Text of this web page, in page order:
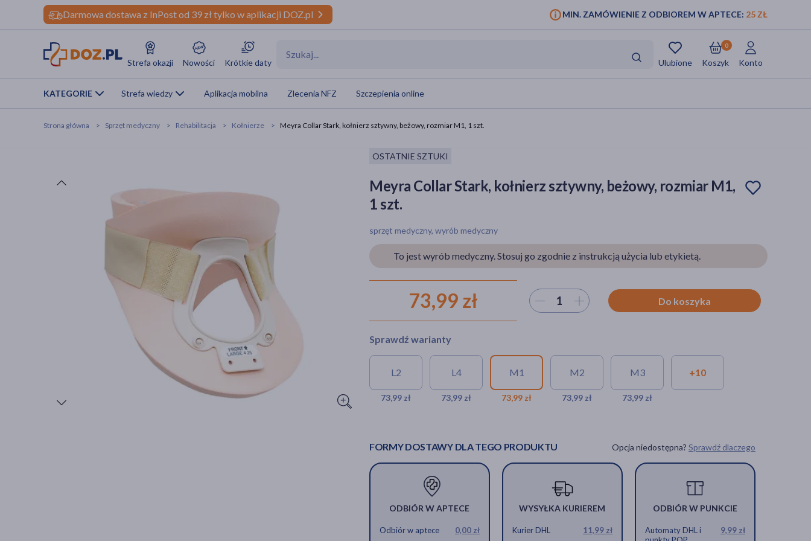
Darmowa dostawa z InPost od 39 zł tylko w aplikacji DOZ.pl MIN. ZAMÓWIENIE Z ODBIOREM W APTECE: 25 ZŁ
Strefa okazji Nowości Krótkie daty Ulubione Koszyk
0
Konto
KATEGORIE Strefa wiedzy Aplikacja mobilna Zlecenia NFZ Szczepienia online
Strona główna Sprzęt medyczny Rehabilitacja Kołnierze Meyra Collar Stark, kołnierz sztywny, beżowy, rozmiar M1, 1 szt.
OSTATNIE SZTUKI
Meyra Collar Stark, kołnierz sztywny, beżowy, rozmiar M1,
1 szt.
sprzęt medyczny, wyrób medyczny
To jest wyrób medyczny. Stosuj go zgodnie z instrukcją użycia lub etykietą.
73,99 zł Wybierz ilość Do koszyka
Sprawdź warianty
L2
73,99 zł
L4
73,99 zł
M1
73,99 zł
M2
73,99 zł
M3
73,99 zł
+10
FORMY DOSTAWY DLA TEGO PRODUKTU Opcja niedostępna? Sprawdź dlaczego
ODBIÓR W APTECE
Odbiór w aptece 0,00 zł
WYSYŁKA KURIEREM
Kurier DHL 11,99 zł
ODBIÓR W PUNKCIE
Automaty DHL i
9,99 zł